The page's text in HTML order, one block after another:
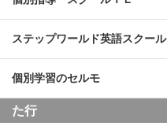
ステップワールド英語スクール
個別学習のセルモ
た行